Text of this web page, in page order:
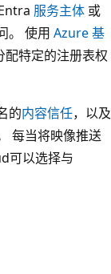
服务主体 或
。 使用 Azure 基
配特定的注册表权
的内容信任，以及
每当将映像推送
可以选择与